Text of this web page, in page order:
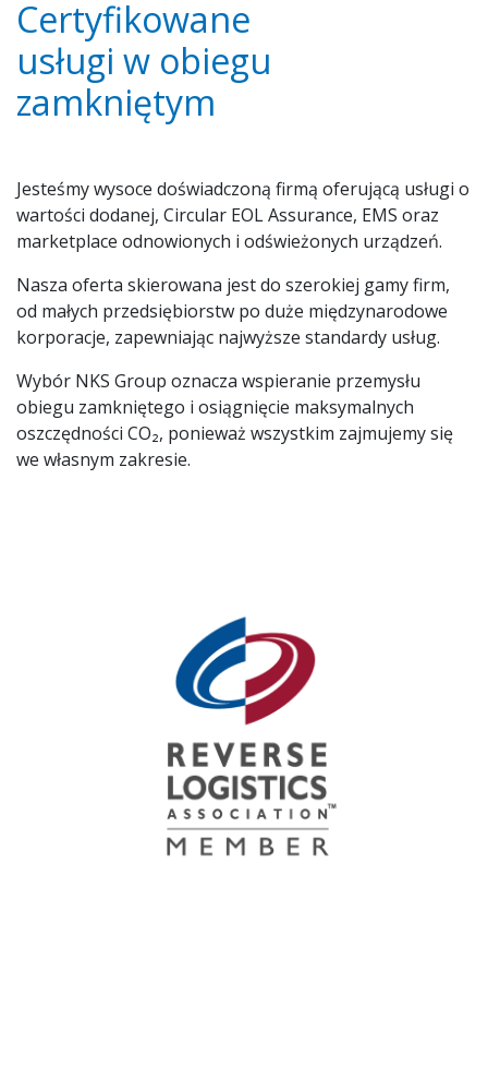
Certyfikowane
usługi w obiegu
zamkniętym
Jesteśmy wysoce doświadczoną firmą oferującą usługi o
wartości dodanej, Circular EOL Assurance, EMS oraz
marketplace odnowionych i odświeżonych urządzeń.
Nasza oferta skierowana jest do szerokiej gamy firm,
od małych przedsiębiorstw po duże międzynarodowe
korporacje, zapewniając najwyższe standardy usług.
Wybór NKS Group oznacza wspieranie przemysłu
obiegu zamkniętego i osiągnięcie maksymalnych
oszczędności CO₂, ponieważ wszystkim zajmujemy się
we własnym zakresie.